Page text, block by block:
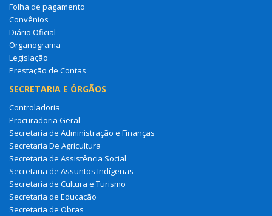
Folha de pagamento
Convênios
Diário Oficial
Organograma
Legislação
Prestação de Contas
SECRETARIA E ÓRGÃOS
Controladoria
Procuradoria Geral
Secretaria de Administração e Finanças
Secretaria De Agricultura
Secretaria de Assistência Social
Secretaria de Assuntos Indígenas
Secretaria de Cultura e Turismo
Secretaria de Educação
Secretaria de Obras